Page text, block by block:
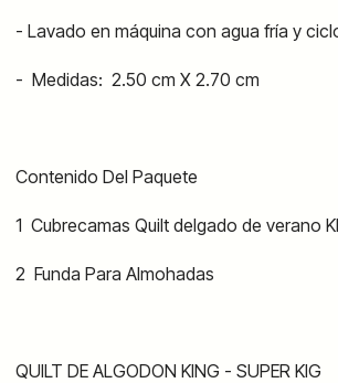
- Lavado en máquina con agua fría y
- Medidas: 2.50 cm X 2.70 cm
Contenido Del Paquete
1 Cubrecamas Quilt delgado de verano
2 Funda Para Almohadas
QUILT DE ALGODON KING - SUPER KIG